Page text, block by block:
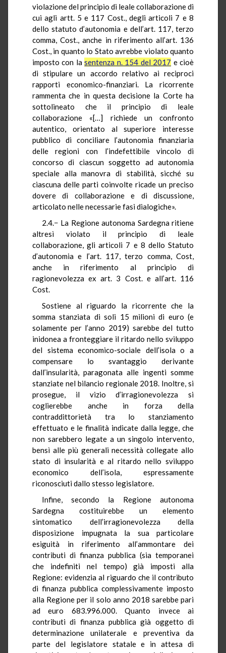
violazione del principio di leale collaborazione di
cui agli artt. 5 e 117 Cost., degli articoli 7 e 8
dello statuto d’autonomia e dell’art. 117, terzo
comma, Cost., anche in riferimento all’art. 136
Cost., in quanto lo Stato avrebbe violato quanto
imposto con lasentenza n. 154 del 2017 e cioè
di stipulare un accordo relativo ai reciproci
rapporti economico-finanziari. La ricorrente
rammenta che in questa decisione la Corte ha
sottolineato che il principio di leale
collaborazione «[…] richiede un confronto
autentico, orientato al superiore interesse
pubblico di conciliare l’autonomia finanziaria
delle regioni con l’indefettibile vincolo di
concorso di ciascun soggetto ad autonomia
speciale alla manovra di stabilità, sicché su
ciascuna delle parti coinvolte ricade un preciso
dovere di collaborazione e di discussione,
articolato nelle necessarie fasi dialogiche».
2.4.− La Regione autonoma Sardegna ritiene
altresì violato il principio di leale
collaborazione, gli articoli 7 e 8 dello Statuto
d’autonomia e l’art. 117, terzo comma, Cost,
anche in riferimento al principio di
ragionevolezza ex art. 3 Cost. e all’art. 116
Cost.
Sostiene al riguardo la ricorrente che la
somma stanziata di soli 15 milioni di euro (e
solamente per l’anno 2019) sarebbe del tutto
inidonea a fronteggiare il ritardo nello sviluppo
del sistema economico-sociale dell’isola o a
compensare lo svantaggio derivante
dall’insularità, paragonata alle ingenti somme
stanziate nel bilancio regionale 2018. Inoltre, si
prosegue, il vizio d’irragionevolezza si
coglierebbe anche in forza della
contraddittorietà tra lo stanziamento
effettuato e le finalità indicate dalla legge, che
non sarebbero legate a un singolo intervento,
bensì alle più generali necessità collegate allo
stato di insularità e al ritardo nello sviluppo
economico dell’isola, espressamente
riconosciuti dallo stesso legislatore.
Infine, secondo la Regione autonoma
Sardegna costituirebbe un elemento
sintomatico dell’irragionevolezza della
disposizione impugnata la sua particolare
esiguità in riferimento all’ammontare dei
contributi di finanza pubblica (sia temporanei
che indefiniti nel tempo) già imposti alla
Regione: evidenzia al riguardo che il contributo
di finanza pubblica complessivamente imposto
alla Regione per il solo anno 2018 sarebbe pari
ad euro 683.996.000. Quanto invece ai
contributi di finanza pubblica già oggetto di
determinazione unilaterale e preventiva da
parte del legislatore statale e in attesa di